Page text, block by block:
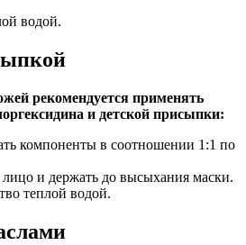
водой.
рекомендуется применять
и детской присыпки:
компоненты в соотношении 1:1 по
лицо и держать до высыхания маски.
теплой водой.